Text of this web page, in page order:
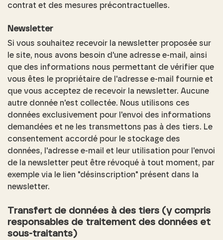
contrat et des mesures précontractuelles.
Newsletter
Si vous souhaitez recevoir la newsletter proposée sur
le site, nous avons besoin d'une adresse e-mail, ainsi
que des informations nous permettant de vérifier que
vous êtes le propriétaire de l'adresse e-mail fournie et
que vous acceptez de recevoir la newsletter. Aucune
autre donnée n'est collectée. Nous utilisons ces
données exclusivement pour l'envoi des informations
demandées et ne les transmettons pas à des tiers. Le
consentement accordé pour le stockage des
données, l'adresse e-mail et leur utilisation pour l'envoi
de la newsletter peut être révoqué à tout moment, par
exemple via le lien "désinscription" présent dans la
newsletter.
Transfert de données à des tiers (y compris
responsables de traitement des données et
sous-traitants)